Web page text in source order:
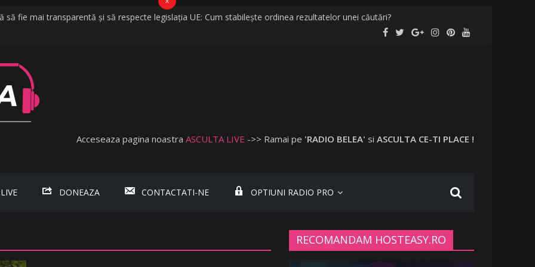
să fie mai transparentă și să respecte legislația UE: Cum stabilește ordinea rezultatelor unei căutări?
fosta soție a lui Tzancă Uraganu, la scurt timp după ce acesta a plecat în vacanță cu o altă femeie
Acceseaza pagina noastra ASCULTA LIVE ->> Ramai pe 'RADIO BELEA' si ASCULTA CE-TI PLACE !
DONEAZA CONTACTATI-NE OPTIUNI RADIO PRO
RECOMANDAM HOSTEASY.RO